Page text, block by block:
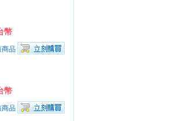
幣
商品
幣
商品